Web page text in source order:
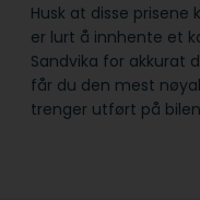
Husk at disse
er lurt å innhente et
Sandvika for akkurat
får du den mest
trenger utført på